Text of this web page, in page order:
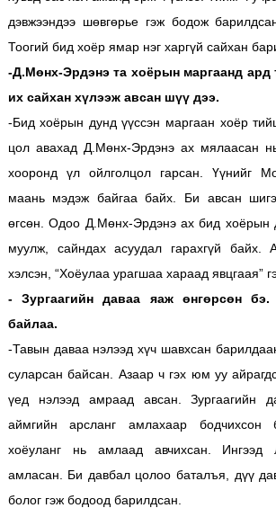
дэвжээндээ шөвгөрье гэж бодож
Тоогий бид хоёр ямар нэг харгүй сайхан
-Д.Мөнх-Эрдэнэ та хоёрын маргаанд ард
их сайхан хүлээж авсан шүү дээ.
-Бид хоёрын дунд үүссэн маргаан хоёр
цол авахад Д.Мөнх-Эрдэнэ ах мялаасан
хооронд үл ойлголцол гарсан. Үүнийг
маань мэдэж байгаа байх. Би авсан
өгсөн. Одоо Д.Мөнх-Эрдэнэ ах бид хоёрын
муулж, сайндах асуудал гарахгүй
хэлсэн, “Хоёулаа урагшаа хараад явцгаая”
- Зургаагийн даваа яаж өнгөрсөн
байлаа.
-Тавын даваа нэлээд хүч шавхсан
суларсан байсан. Азаар ч гэх юм уу
үед нэлээд амраад авсан. Зургаагийн
аймгийн арсланг амлахаар
хоёуланг нь амлаад авчихсан. Ингээд
амласан. Би давбал цолоо баталъя, дүү
болог гэж бодоод барилдсан.